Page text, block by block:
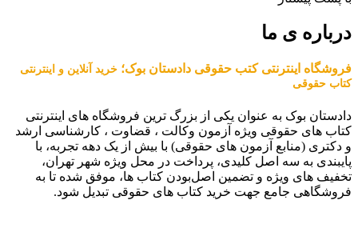
درباره ی ما
فروشگاه اینترنتی کتب حقوقی دادستان بوک؛ خرید آنلاین و اینترنتی
کتاب حقوقی
دادستان بوک به عنوان یکی از بزرگ ترین فروشگاه های اینترنتی
کتاب های حقوقی ویژه آزمون وکالت ، قضاوت ، کارشناسی ارشد
و دکتری (منابع آزمون های حقوقی) با بیش از یک دهه تجربه، با
پایبندی به سه اصل کلیدی، پرداخت در محل ویژه شهر تهران،
تخفیف های ویژه و تضمین اصل‌بودن کتاب ها، موفق شده تا به
فروشگاهی جامع جهت خرید کتاب های حقوقی تبدیل شود.